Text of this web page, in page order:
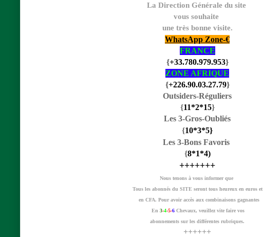
La Direction Générale du site
vous souhaite
une très bonne visite.
WhatsApp Zone-€
FRANCE
{+33.780.979.953}
ZONE AFRIQUE
{+226.90.03.27.79}
Outsiders-Réguliers
{11*2*15}
Les 3-Gros-Oubliés
{10*3*5}
Les 3-Bons Favoris
{8*1*4)
+++++++
Nous tenons à vous informer que
Tous les abonnés du SITE seront tous heureux en euros et
en CFA. Pour avoir accès aux combinaisons gagnantes
En 3-4-5-6 Chevaux, veuillez vite faire vos
abonnements sur les différentes rubriques.
++++++